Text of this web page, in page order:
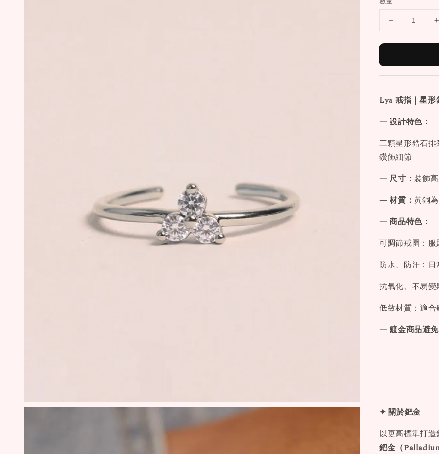
Lya 戒指｜星形
— 設計特色：
三顆星形鋯石
鑽飾細節
— 尺寸：裝飾
— 材質：黃銅
— 商品特色：
可調節戒圍：
防水、防汗：
抗氧化、不易
低敏材質：適
— 鍍金商品避
✦ 關於鈀金
以更高標準打
鈀金（